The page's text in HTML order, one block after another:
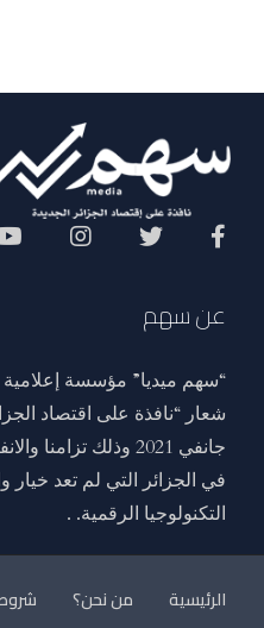
عن سهم
“سهم ميديا” مؤسسة
جانفي 2021 وذلك
في الجزائر التي لم تعد خيار
التكنولوجيا الرقمية. .
الرئيسية من نحن؟